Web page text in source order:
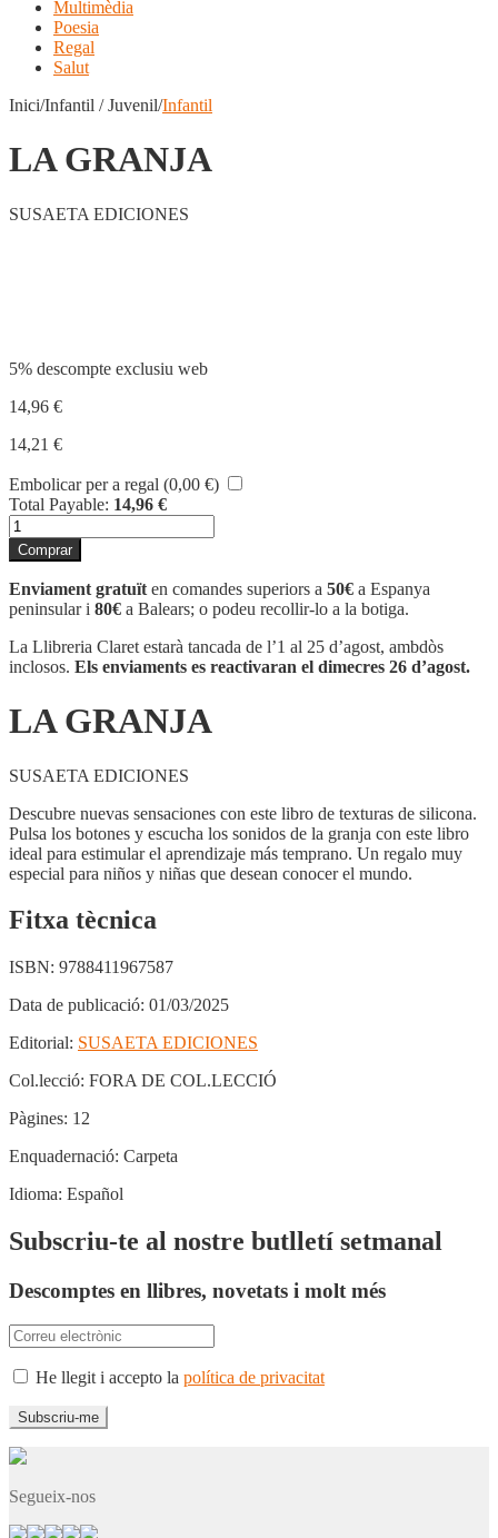
Multimèdia
Poesia
Regal
Salut
Inici/Infantil / Juvenil/Infantil
LA GRANJA
SUSAETA EDICIONES
5% descompte exclusiu web
14,96 €
14,21 €
Embolicar per a regal (0,00 €)
Total Payable: 14,96 €
quantitat
de
LA
GRANJA
Comprar
Enviament gratuït en comandes superiors a 50€ a Espanya
peninsular i 80€ a Balears; o podeu recollir-lo a la botiga.
La Llibreria Claret estarà tancada de l’1 al 25 d’agost, ambdòs
inclosos. Els enviaments es reactivaran el dimecres 26 d’agost.
LA GRANJA
SUSAETA EDICIONES
Descubre nuevas sensaciones con este libro de texturas de silicona.
Pulsa los botones y escucha los sonidos de la granja con este libro
ideal para estimular el aprendizaje más temprano. Un regalo muy
especial para niños y niñas que desean conocer el mundo.
Fitxa tècnica
ISBN: 9788411967587
Data de publicació: 01/03/2025
Editorial: SUSAETA EDICIONES
Col.lecció: FORA DE COL.LECCIÓ
Pàgines: 12
Enquadernació: Carpeta
Idioma: Español
Subscriu-te al nostre butlletí setmanal
Descomptes en llibres, novetats i molt més
He llegit i accepto la política de privacitat
Segueix-nos